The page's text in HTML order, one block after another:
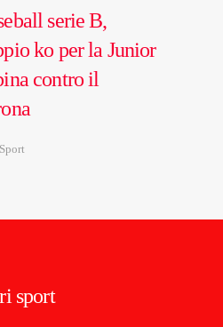
serie B,
ko per la Junior
contro il
sport